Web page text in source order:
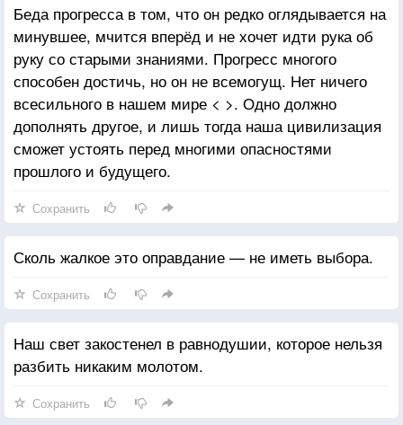
Беда прогресса в том, что он редко оглядывается на
минувшее, мчится вперёд и не хочет идти рука об
руку со старыми знаниями. Прогресс многого
способен достичь, но он не всемогущ. Нет ничего
всесильного в нашем мире < >. Одно должно
дополнять другое, и лишь тогда наша цивилизация
сможет устоять перед многими опасностями
прошлого и будущего.
Сохранить
Сколь жалкое это оправдание — не иметь выбора.
Сохранить
Наш свет закостенел в равнодушии, которое нельзя
разбить никаким молотом.
Сохранить